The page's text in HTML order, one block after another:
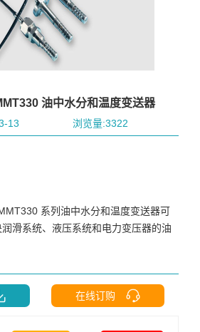
油中水分和温度变送器
13 浏览量:3322
系列油中水分和温度变送器可
滑系统、液压系统和电力变压器的油
在线订购